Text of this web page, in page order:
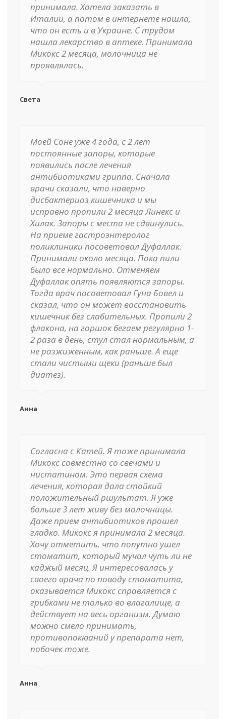
принимала. Хотела заказать в
Италии, а потом в интернете нашла,
что он есть и в Украине. С трудом
нашла лекарство в аптеке. Принимала
Микокс 2 месяца, молочница не
проявлялась.
Света
Моей Соне уже 4 года, с 2 лет
постоянные запоры, которые
появились после лечения
антибиотиками гриппа. Сначала
врачи сказали, что наверно
дисбактериоз кишечника и мы
исправно пропили 2 месяца Линекс и
Хилак. Запоры с места не сдвинулись.
На приеме гастроэнтеролог
поликлиники посоветовал Дуфаллак.
Принимали около месяца. Пока пили
было все нормально. Отменяем
Дуфаллак опять появляются запоры.
Тогда врач посоветовал Гуна Бовел и
сказал, что он может восстановить
кишечник без слабительных. Пропили 2
флакона, на горшок бегаем регулярно 1-
2 раза в день, стул стал нормальным, а
не разжиженным, как раньше. А еще
стали чистыми щеки (раньше был
диатез).
Анна
Согласна с Катей. Я тоже принимала
Микокс совместно со свечами и
нистатином. Это первая схема
лечения, которая дала стойкий
положительный ршультат. Я уже
больше 3 лет живу без молочницы.
Даже прием антибиотиков прошел
гладко. Микокс я принимала 2 месяца.
Хочу отметить, что попутно ушел
стоматит, который мучал чуть ли не
каджый месяц. Я интересовалась у
своего врача по поводу стоматита,
оказывается Микокс справляется с
грибками не только во влагалище, а
действует на весь организм. Думаю
можно смело принимать,
противопокюаний у препарата нет,
побочек тоже.
Анна